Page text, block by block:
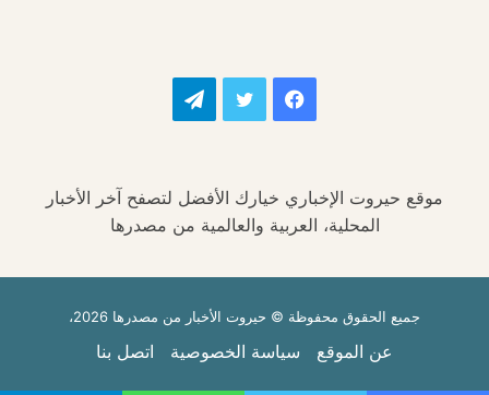
فيسبوك تويتر تيلقرام
موقع حيروت الإخباري خيارك الأفضل لتصفح آخر الأخبار
المحلية، العربية والعالمية من مصدرها
جميع الحقوق محفوظة © حيروت الأخبار من مصدرها 2026،
عن الموقع سياسة الخصوصية اتصل بنا